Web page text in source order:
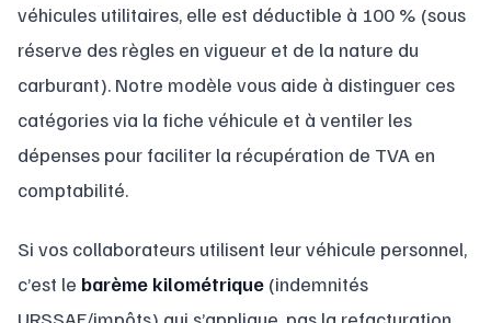
véhicules utilitaires, elle est déductible à 100 % (sous
réserve des règles en vigueur et de la nature du
carburant). Notre modèle vous aide à distinguer ces
catégories via la fiche véhicule et à ventiler les
dépenses pour faciliter la récupération de TVA en
comptabilité.
Si vos collaborateurs utilisent leur véhicule personnel,
c’est le barème kilométrique (indemnités